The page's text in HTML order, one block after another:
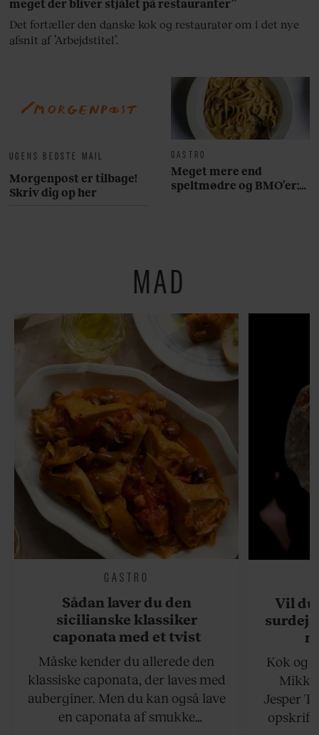
UGENS BEDSTE MAIL
Morgenpost er tilbage!
Skriv dig op her
GASTRO
Meget mere end
speltmødre og BMO’er:
meget der bliver stjålet på restauranter”
Det fortæller den danske kok og restauratør om i det nye
afsnit af ’Arbejdstitel’.
MAD
GASTRO
Sådan laver du den
sicilianske klassiker
caponata med et tvist
Måske kender du allerede den
klassiske caponata, der laves med
auberginer. Men du kan også lave
en caponata af smukke
Vil du
Kok og
Jesper
opskrift